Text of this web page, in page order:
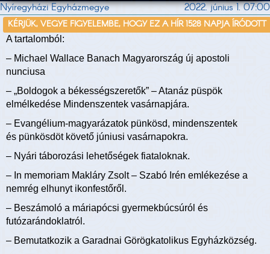
Nyíregyházi Egyházmegye 2022. június 1. 07:00
KÉRJÜK, VEGYE FIGYELEMBE, HOGY EZ A HÍR 1528 NAPJA ÍRÓDOTT
A tartalomból:
– Michael Wallace Banach Magyarország új apostoli
nunciusa
– „Boldogok a békességszeretők” – Atanáz püspök
elmélkedése Mindenszentek vasárnapjára.
– Evangélium-magyarázatok pünkösd, mindenszentek
és pünkösdöt követő júniusi vasárnapokra.
– Nyári táborozási lehetőségek fiataloknak.
– In memoriam Makláry Zsolt – Szabó Irén emlékezése a
nemrég elhunyt ikonfestőről.
– Beszámoló a máriapócsi gyermekbúcsúról és
futózarándoklatról.
– Bemutatkozik a Garadnai Görögkatolikus Egyházközség.